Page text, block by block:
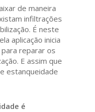
de maneira
infiltrações
É neste
aplicação inicia
reparar os
E assim que
estanqueidade
é